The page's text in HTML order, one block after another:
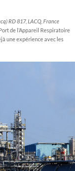
RD 817, LACQ, France
de l’Appareil Respiratoire
une expérience avec les